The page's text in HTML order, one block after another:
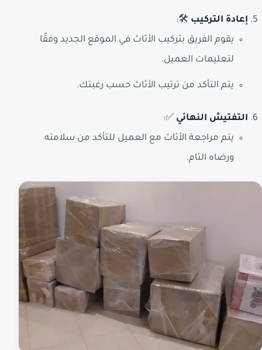
إعادة التركيب 🛠️:
يقوم الفريق بتركيب الأثاث في الموقع الجديد وفقًا
لتعليمات العميل.
يتم التأكد من ترتيب الأثاث حسب رغبتك.
التفتيش النهائي ✅:
يتم مراجعة الأثاث مع العميل للتأكد من سلامته
ورضاه التام.